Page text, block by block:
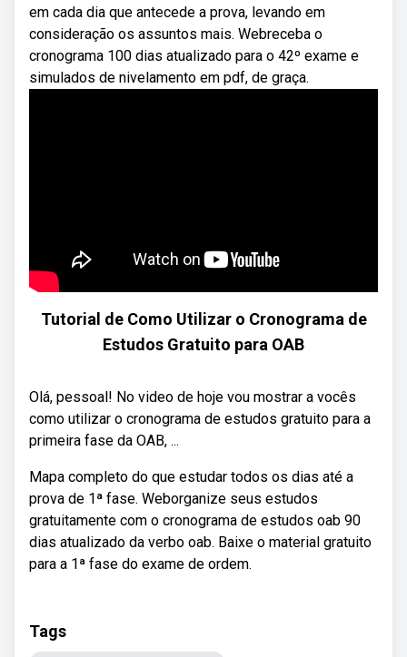
em cada dia que antecede a prova, levando em
consideração os assuntos mais. Webreceba o
cronograma 100 dias atualizado para o 42º exame e
simulados de nivelamento em pdf, de graça.
Tutorial de Como Utilizar o Cronograma de
Estudos Gratuito para OAB
Olá, pessoal! No video de hoje vou mostrar a vocês
como utilizar o cronograma de estudos gratuito para a
primeira fase da OAB, ...
Mapa completo do que estudar todos os dias até a
prova de 1ª fase. Weborganize seus estudos
gratuitamente com o cronograma de estudos oab 90
dias atualizado da verbo oab. Baixe o material gratuito
para a 1ª fase do exame de ordem.
Tags